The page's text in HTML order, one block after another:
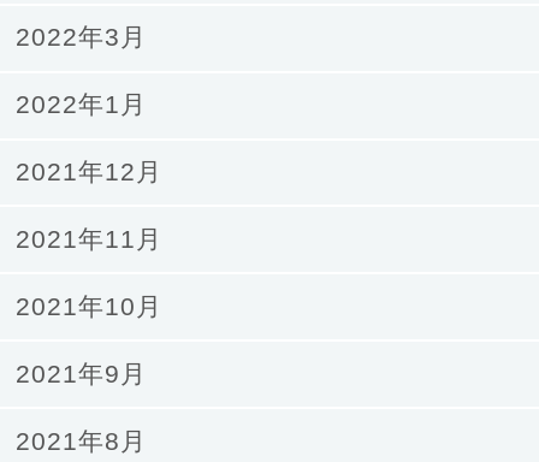
2022年3月
2022年1月
2021年12月
2021年11月
2021年10月
2021年9月
2021年8月